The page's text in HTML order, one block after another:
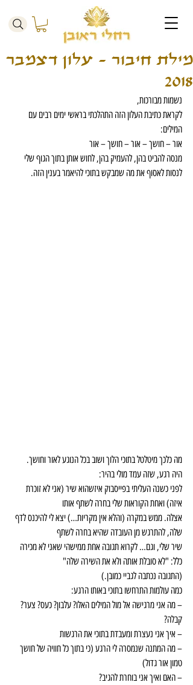
מילת חיבור - עלון דצמבר
2018
נשמות מבורכות,
לקראת כתיבת העלון הזה התהלכתי בראשי ימים רבים עם
המילים:
אור – חושך – אור – חושך – אור
מנסה להביט בהן, להעמיק בהן, לחוש אותן בתוך הגוף שלי
לנסות לאסוף את מה שמבקש בתוכי להיאמר בענין הזה.
מה כלכך מיטלטל בתוכי הלוך ושוב בכל הנוגע לאור וחושך.
היה רגע, שזה עמד מולי בהיר:
לפני כשנה העליתי בפייסבוק איזשהוא שיר (אני לא זוכרת
איזה) ואחת הקוראות שלי בחרה לשתף אותו
אצלה. ממש במקרה (והלא אין מקריות…) יצא לי להיכנס לדף
שלה, להתרגש מן העובדה שהיא בחרה לשתף
שיר שלי, וגם… לקרוא תגובה אחת ממישהי שאני לא מכירה
כלל: "לא סובלת אותה ולא את השירה שלה"
(התגובה נכתבה לגביי כמובן.)
כמה עולמות התרחשו בתוכי באותו הרגע:
– מה אני מרגישה אל מול המילים האלו? עלבון? כעס? צער?
קבלה?
– איך אני נעצרת ומעבדת בתוכי את הרגשות
– מה המתנה שנמסרה לי הרגע (כי בתוך כל חוויה של חושך
טמון אור גדול)
– האם ואיך אני בוחרת להגיב?